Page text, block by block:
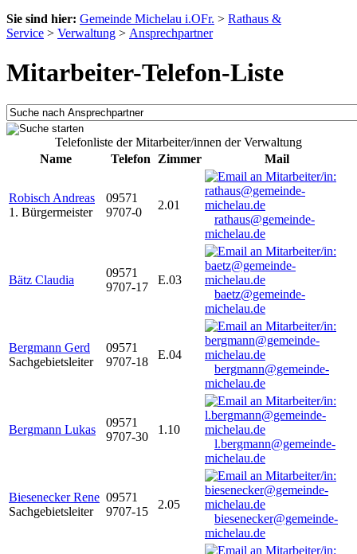
Sie sind hier: Gemeinde Michelau i.OFr. > Rathaus &
Service > Verwaltung > Ansprechpartner
Mitarbeiter-Telefon-Liste
Telefonliste der Mitarbeiter/innen der Verwaltung
Name
Telefon Zimmer Mail
Robisch Andreas
1. Bürgermeister
09571
9707-0
2.01
rathaus@gemeinde-
michelau.de
Bätz Claudia
09571
9707-17
E.03
baetz@gemeinde-
michelau.de
Bergmann Gerd
Sachgebietsleiter
09571
9707-18
E.04
bergmann@gemeinde-
michelau.de
Bergmann Lukas
09571
9707-30
1.10
l.bergmann@gemeinde-
michelau.de
Biesenecker Rene
Sachgebietsleiter
09571
9707-15
2.05
biesenecker@gemeinde-
michelau.de